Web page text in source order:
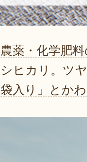
農薬・化学肥
シヒカリ。ツ
袋入り」とか